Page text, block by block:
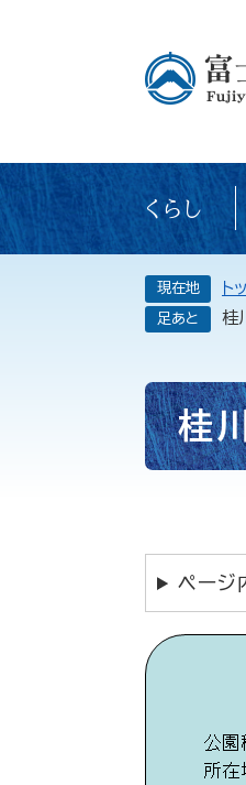
くらし
現在地 ト
足あと 桂
本
文
桂
ページ